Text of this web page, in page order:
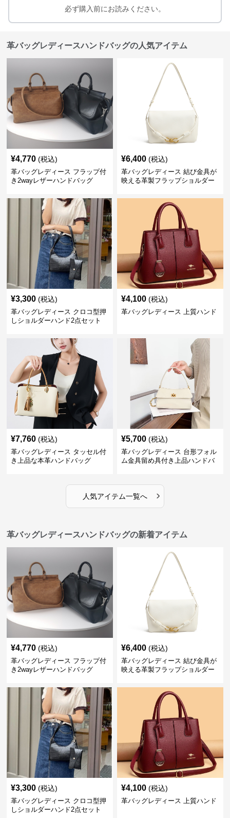
必ず購入前にお読みください。
革バッグレディースハンドバッグの人気アイテム
¥4,770 (税込)
革バッグレディース フラップ付
き2wayレザーハンドバッグ
¥6,400 (税込)
革バッグレディース 結び金具が
映える革製フラップショルダー
¥3,300 (税込)
革バッグレディース クロコ型押
しショルダーハンド2点セット
¥4,100 (税込)
革バッグレディース 上質ハンド
¥7,760 (税込)
革バッグレディース タッセル付
き上品な本革ハンドバッグ
¥5,700 (税込)
革バッグレディース 台形フォル
ム金具留め具付き上品ハンドバ
人気アイテム一覧へ ›
革バッグレディースハンドバッグの新着アイテム
¥4,770 (税込)
革バッグレディース フラップ付
き2wayレザーハンドバッグ
¥6,400 (税込)
革バッグレディース 結び金具が
映える革製フラップショルダー
¥3,300 (税込)
革バッグレディース クロコ型押
しショルダーハンド2点セット
¥4,100 (税込)
革バッグレディース 上質ハンド